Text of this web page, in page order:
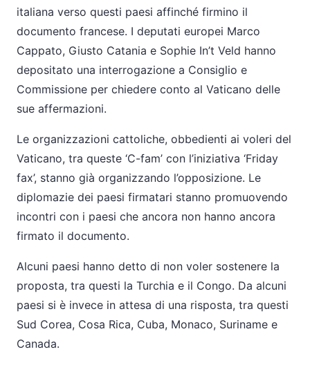
italiana verso questi paesi affinché firmino il
documento francese. I deputati europei Marco
Cappato, Giusto Catania e Sophie In’t Veld hanno
depositato una interrogazione a Consiglio e
Commissione per chiedere conto al Vaticano delle
sue affermazioni.
Le organizzazioni cattoliche, obbedienti ai voleri del
Vaticano, tra queste ‘C-fam’ con l’iniziativa ‘Friday
fax’, stanno già organizzando l’opposizione. Le
diplomazie dei paesi firmatari stanno promuovendo
incontri con i paesi che ancora non hanno ancora
firmato il documento.
Alcuni paesi hanno detto di non voler sostenere la
proposta, tra questi la Turchia e il Congo. Da alcuni
paesi si è invece in attesa di una risposta, tra questi
Sud Corea, Cosa Rica, Cuba, Monaco, Suriname e
Canada.